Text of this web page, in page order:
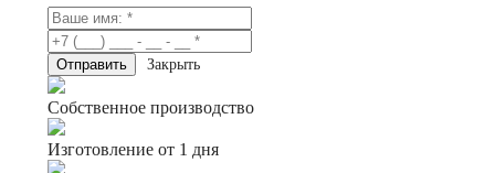
Закрыть
Собственное производство
Изготовление от 1 дня